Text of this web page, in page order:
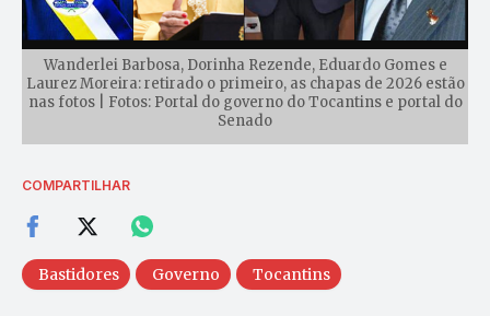
Wanderlei Barbosa, Dorinha Rezende, Eduardo Gomes e
Laurez Moreira: retirado o primeiro, as chapas de 2026 estão
nas fotos | Fotos: Portal do governo do Tocantins e portal do
Senado
COMPARTILHAR
Bastidores Governo Tocantins